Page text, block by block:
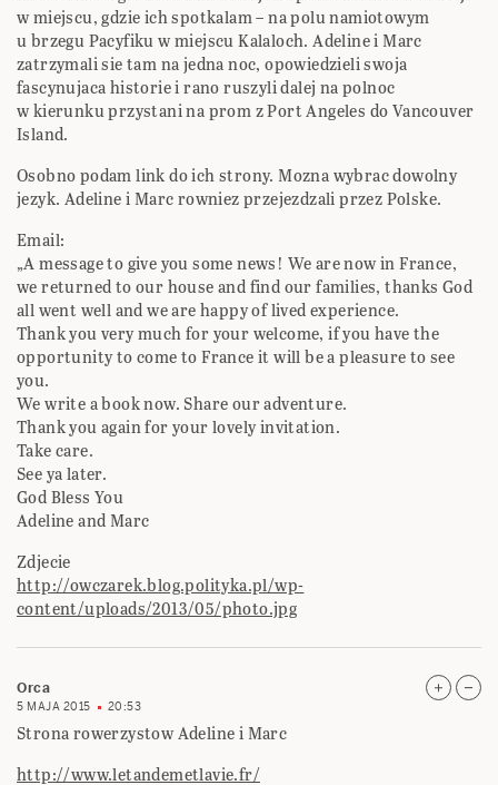
w miejscu, gdzie ich spotkalam – na polu namiotowym
u brzegu Pacyfiku w miejscu Kalaloch. Adeline i Marc
zatrzymali sie tam na jedna noc, opowiedzieli swoja
fascynujaca historie i rano ruszyli dalej na polnoc
w kierunku przystani na prom z Port Angeles do Vancouver
Island.
Osobno podam link do ich strony. Mozna wybrac dowolny
jezyk. Adeline i Marc rowniez przejezdzali przez Polske.
Email:
„A message to give you some news! We are now in France,
we returned to our house and find our families, thanks God
all went well and we are happy of lived experience.
Thank you very much for your welcome, if you have the
opportunity to come to France it will be a pleasure to see
you.
We write a book now. Share our adventure.
Thank you again for your lovely invitation.
Take care.
See ya later.
God Bless You
Adeline and Marc
Zdjecie
http://owczarek.blog.polityka.pl/wp-
content/uploads/2013/05/photo.jpg
Orca
5 MAJA 2015 20:53
Strona rowerzystow Adeline i Marc
http://www.letandemetlavie.fr/